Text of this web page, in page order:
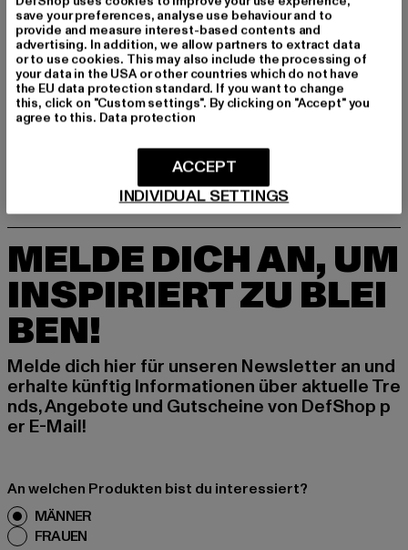
PUMA
Slipstream Lth
MELDE DICH AN, UM
INSPIRIERT ZU BLEI
BEN!
Melde dich hier für unseren Newsletter an und
erhalte künftig Informationen über aktuelle Tre
nds, Angebote und Gutscheine von DefShop p
er E-Mail!
An welchen Produkten bist du interessiert?
MÄNNER
FRAUEN
save your preferences, analyse use behaviour and to
provide and measure interest-based contents and
advertising. In addition, we allow partners to extract data
or to use cookies. This may also include the processing of
your data in the USA or other countries which do not have
the EU data protection standard. If you want to change
this, click on "Custom settings". By clicking on "Accept" you
agree to this. Data protection
INDIVIDUAL SETTINGS
ACCEPT